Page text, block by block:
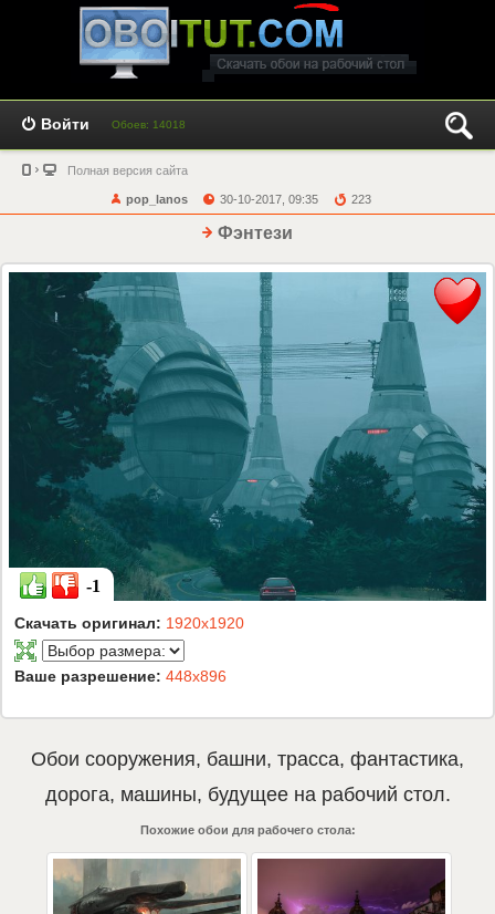
Войти Обоев: 14018
Полная версия сайта
pop_lanos 30-10-2017, 09:35 223
Фэнтези
-1
Скачать оригинал: 1920x1920
Ваше разрешение: 448x896
Обои сооружения, башни, трасса, фантастика,
дорога, машины, будущеена рабочий стол.
Похожие обои для рабочего стола: